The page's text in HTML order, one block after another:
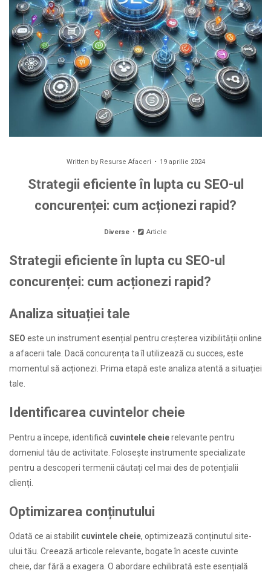
Written by Resurse Afaceri 19 aprilie 2024
Strategii eficiente în lupta cu SEO-ul
concurenței: cum acționezi rapid?
Diverse Article
Strategii eficiente în lupta cu SEO-ul
concurenței: cum acționezi rapid?
Analiza situației tale
SEO este un instrument esențial pentru creșterea vizibilității online
a afacerii tale. Dacă concurența ta îl utilizează cu succes, este
momentul să acționezi. Prima etapă este analiza atentă a situației
tale.
Identificarea cuvintelor cheie
Pentru a începe, identifică cuvintele cheierelevante pentru
domeniul tău de activitate. Folosește instrumente specializate
pentru a descoperi termenii căutați cel mai des de potențialii
clienți.
Optimizarea conținutului
Odată ce ai stabilit cuvintele cheie, optimizează conținutul site-
ului tău. Creează articole relevante, bogate în aceste cuvinte
cheie, dar fără a exagera. O abordare echilibrată este esențială